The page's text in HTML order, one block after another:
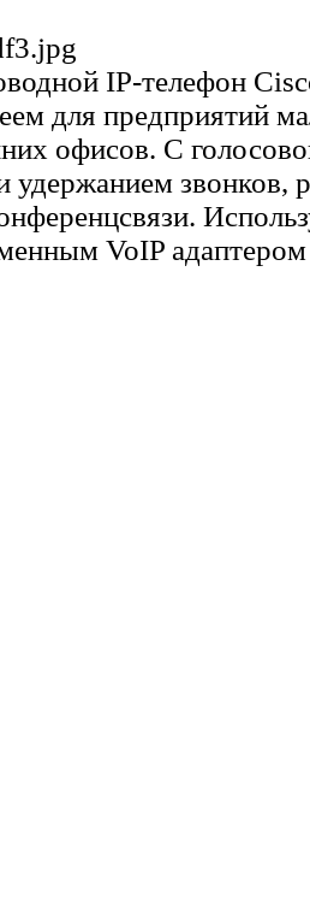
IP-телефон
для предприятий
офисов. С
удержанием звонков,
VoIP